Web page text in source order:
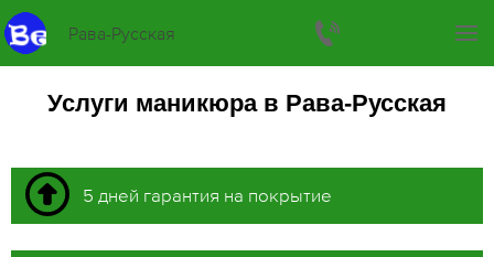
Рава-Русская
Услуги маникюра в Рава-Русская
5 дней гарантия на покрытие